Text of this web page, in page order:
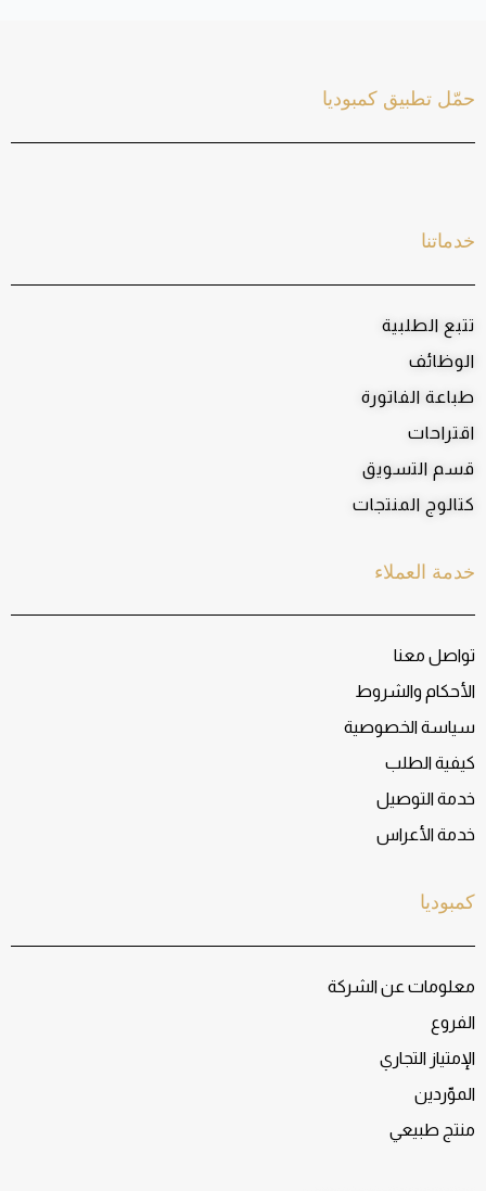
كمبوديا
معلومات عن الشركة
الفروع
الإمتياز التجاري
الموّردين
منتج طبيعي
خدمة العملاء
تواصل معنا
الأحكام والشروط
سياسة الخصوصية
كيفية الطلب
خدمة التوصيل
خدمة الأعراس
خدماتنا
تتبع الطلبية
الوظائف
طباعة الفاتورة
اقتراحات
قسم التسويق
كتالوج المنتجات
حمّل تطبيق كمبوديا